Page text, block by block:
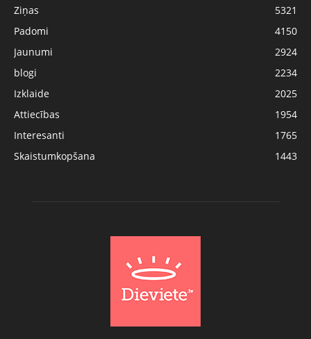
Ziņas
5321
Padomi
4150
Jaunumi
2924
blogi
2234
Izklaide
2025
Attiecības
1954
Interesanti
1765
Skaistumkopšana
1443